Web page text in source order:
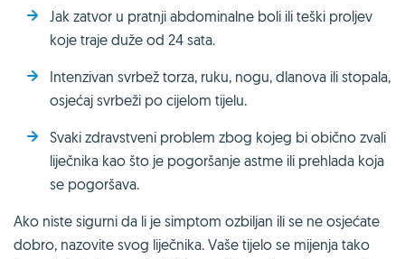
Jak zatvor u pratnji abdominalne boli ili teški proljev
koje traje duže od 24 sata.
Intenzivan svrbež torza, ruku, nogu, dlanova ili stopala,
osjećaj svrbeži po cijelom tijelu.
Svaki zdravstveni problem zbog kojeg bi obično zvali
liječnika kao što je pogoršanje astme ili prehlada koja
se pogoršava.
Ako niste sigurni da li je simptom ozbiljan ili se ne osjećate
dobro, nazovite svog liječnika. Vaše tijelo se mijenja tako